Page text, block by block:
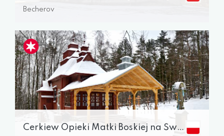
Becherov
Cerkiew Opieki Matki Boskiej na Świętej Górze Jawor